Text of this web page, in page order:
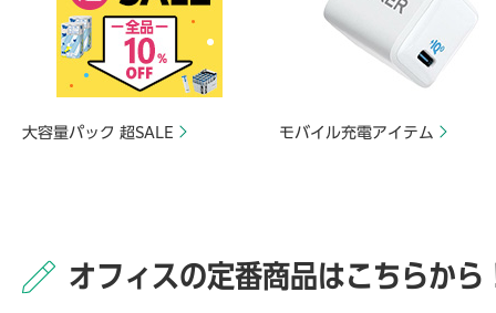
大容量パック 超SALE モバイル充電アイテム
オフィスの定番商品はこちらから